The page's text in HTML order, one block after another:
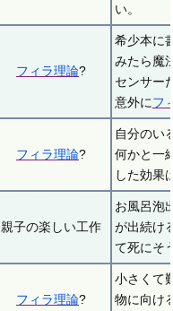
い。
フィラ理論?
希少本に
みたら魔
センサー
意外にフ
フィラ理論?
自分のい
何かと一
した効果
親子の楽しい工作
お風呂泡
が出続け
て死にそ
フィラ理論?
小さくて
物に向け